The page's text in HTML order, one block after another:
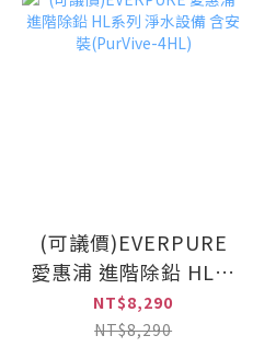
(可議價)EVERPURE
愛惠浦 進階除鉛 HL系
列 淨水設備 含安裝
(PurVive-4HL)
NT$8,290
NT$8,290